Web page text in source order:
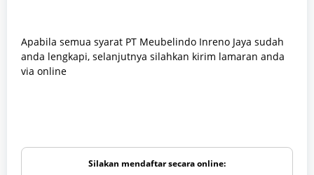
Apabila semua syarat PT Meubelindo Inreno Jaya sudah
anda lengkapi, selanjutnya silahkan kirim lamaran anda
via online
Silakan mendaftar secara online: